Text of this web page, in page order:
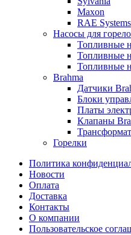
Maxon
RAE Systems
Насосы для
Топливные
Топливные
Топливные
Brahma
Датчики
Блоки
Платы
Клапаны
Горелки
Политика
Новости
Оплата
Доставка
Контакты
О компании
Пользовательское